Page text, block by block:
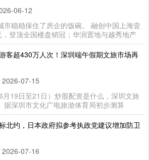
06-12
市稳稳保住了房企的饭碗。 融创中国上海壹
登顶全国楼盘销冠；华润置地与越秀地产
客超430万人次！深圳端午假期文旅市场再
2026-07-15
19日至21日）炒股配资是什么，深圳文旅
据深圳市文化广电旅游体育局初步测算
北约，日本政府拟参考执政党建议增加防卫
2026-07-16